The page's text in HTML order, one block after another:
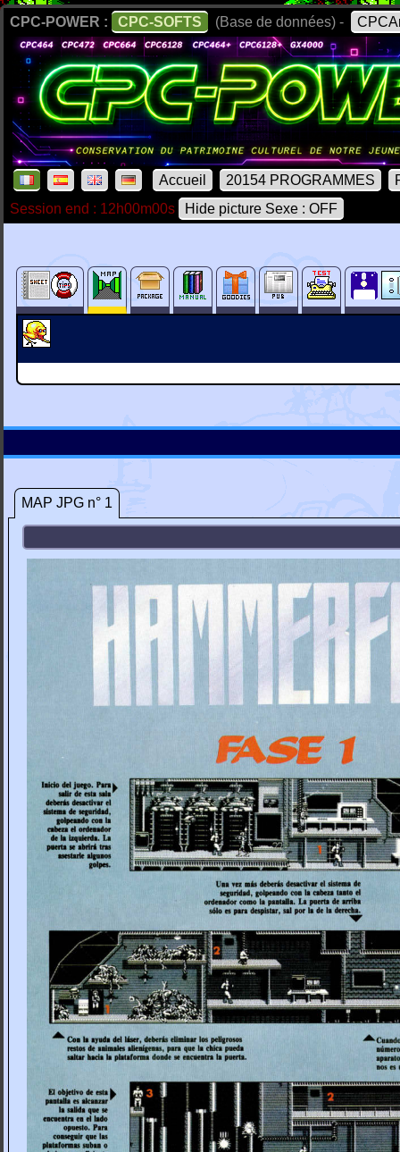
CPC-POWER : CPC-SOFTS (Base de données) -
Accueil 20154 PROGRAMMES
Session end : 12h00m00s
Hide picture Sexe : OFF
MAP JPG n° 1